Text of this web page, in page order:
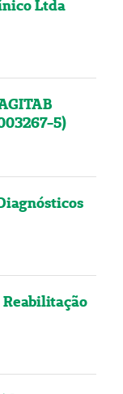
Ltda
5)
Reabilitação